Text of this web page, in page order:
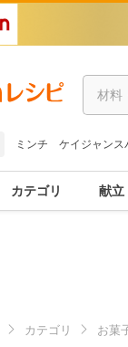
ミンチ ケイジャンス
カテゴリ 献立
カテゴリ お菓